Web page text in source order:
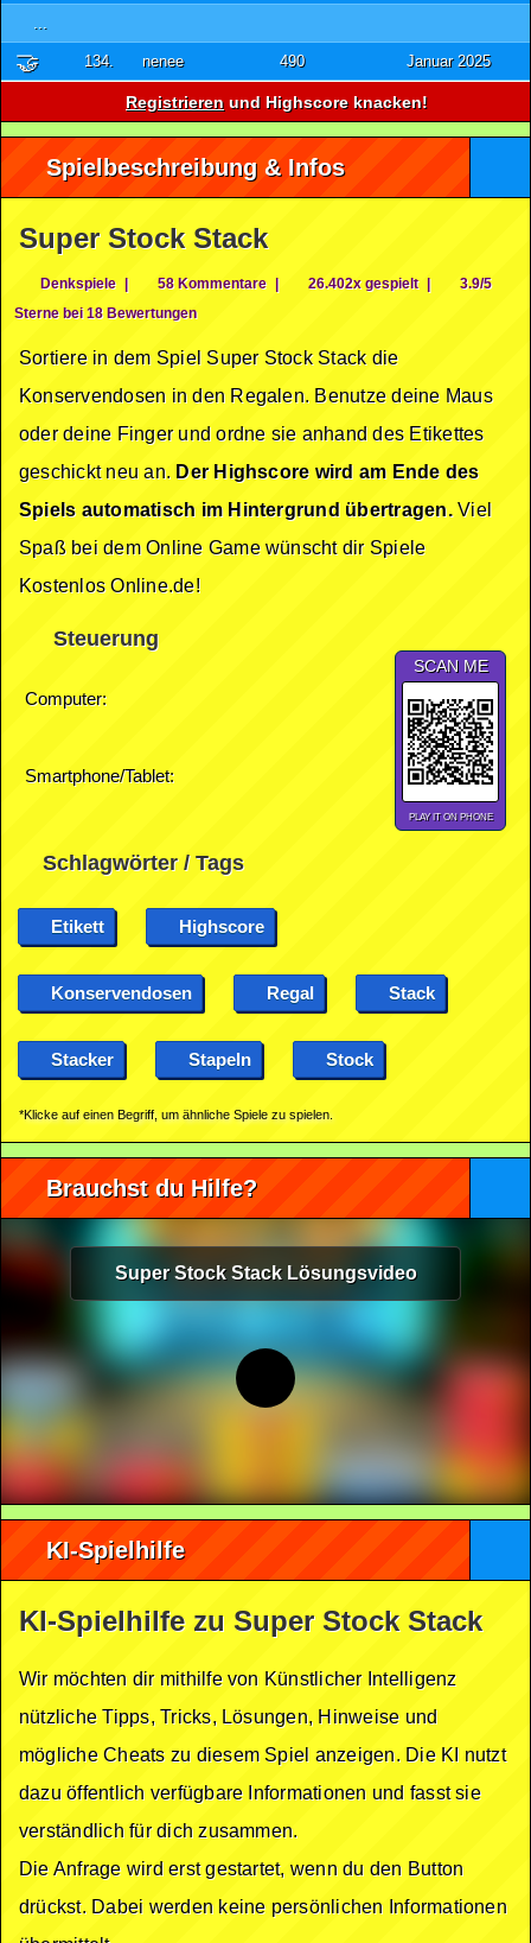
...
🤝 134. nenee 490 Januar 2025
Registrieren und Highscore knacken!
Spielbeschreibung & Infos
Super Stock Stack
Denkspiele | 58 Kommentare | 26.402x gespielt |
3.9/5
Sterne bei 18 Bewertungen
Sortiere in dem Spiel Super Stock Stack die
Konservendosen in den Regalen. Benutze deine Maus
oder deine Finger und ordne sie anhand des Etikettes
geschickt neu an. Der Highscore wird am Ende des
Spiels automatisch im Hintergrund übertragen.Viel
Spaß bei dem Online Game wünscht dir Spiele
Kostenlos Online.de!
Steuerung
Computer:
Smartphone/Tablet:
SCAN ME
PLAY IT ON PHONE
Schlagwörter / Tags
Etikett Highscore
Konservendosen Regal Stack
Stacker Stapeln Stock
*Klicke auf einen Begriff, um ähnliche Spiele zu spielen.
Brauchst du Hilfe?
Super Stock Stack Lösungsvideo
KI-Spielhilfe
KI-Spielhilfe zu Super Stock Stack
Wir möchten dir mithilfe von Künstlicher Intelligenz
nützliche Tipps, Tricks, Lösungen, Hinweise und
mögliche Cheats zu diesem Spiel anzeigen. Die KI nutzt
dazu öffentlich verfügbare Informationen und fasst sie
verständlich für dich zusammen.
Die Anfrage wird erst gestartet, wenn du den Button
drückst. Dabei werden keine persönlichen Informationen